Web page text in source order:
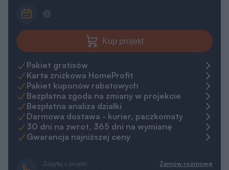
Kup projekt
Pakiet gratisów
Karta zniżkowa HomeProfit
Pakiet kuponów rabatowych
Bezpłatna zgoda na zmiany w projekcie
Bezpłatna analiza działki
Darmowa dostawa - kurier, paczkomaty
30 dni na zwrot, 365 dni na wymianę
Gwarancja najniższej ceny
Zapytaj o projekt
Zamów rozmowę